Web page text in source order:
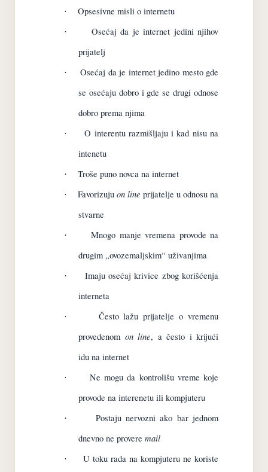
· Opsesivne misli o internetu
·
Osećaj da je internet jedini njihov
prijatelj
·
Osećaj da je internet jedino mesto gde
se osećaju dobro i gde se drugi odnose
dobro prema njima
·
O interentu razmišljaju i kad nisu na
intenetu
· Troše puno novca na internet
· Favorizuju on line prijatelje u odnosu na
stvarne
·
Mnogo manje vremena provode na
drugim „ovozemaljskim“ uživanjima
·
Imaju osećaj krivice zbog korišćenja
interneta
·
Često lažu prijatelje o vremenu
provedenom on line, a često i krijući
idu na internet
·
Ne mogu da kontrolišu vreme koje
provode na interenetu ili kompjuteru
·
Postaju nervozni ako bar jednom
dnevno ne provere mail
· U toku rada na kompjuteru ne koriste